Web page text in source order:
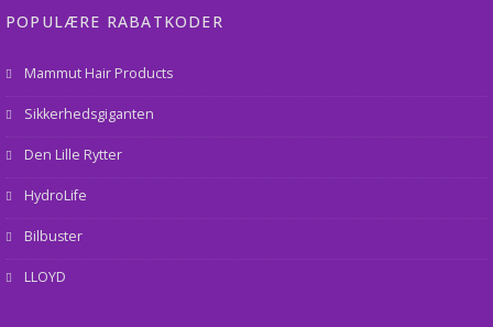
POPULÆRE RABATKODER
Mammut Hair Products
Sikkerhedsgiganten
Den Lille Rytter
HydroLife
Bilbuster
LLOYD